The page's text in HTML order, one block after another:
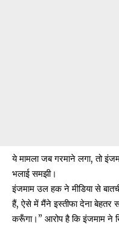
ये मामला जब गरमाने लगा, तो
भलाई समझी।
इंजमाम उल हक ने मीडिया से
हैं, ऐसे में मैंने इस्तीफा देना बेहतर
करूँगा।” आरोप है कि इंजमाम ने